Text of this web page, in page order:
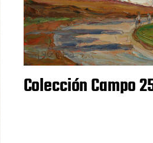
Colección Campo